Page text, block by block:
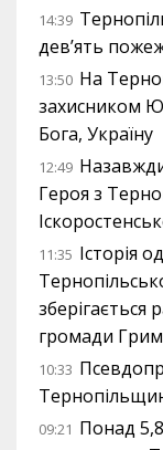
14:39
дев’ять
13:50 На
захисником
Бога, Україну
12:49
Героя з
11:35 Історія
громади
10:33
09:21 Понад